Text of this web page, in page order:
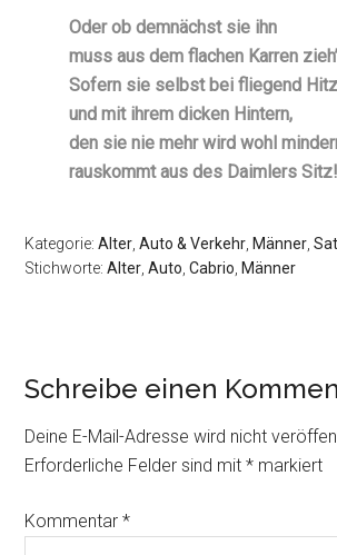
Oder ob demnächst sie ihn
muss aus dem flachen Karren
Sofern sie selbst bei fliegend
und mit ihrem dicken Hintern,
den sie nie mehr wird wohl
rauskommt aus des Daimlers Sitz!
Kategorie:Alter ,Auto & Verkehr Männer ,
Stichworte:Alter ,Auto ,Cabrio Männer
Schreibe einen
Deine E-Mail-Adresse wird nicht
Erforderliche Felder sind mit* markiert
Kommentar*